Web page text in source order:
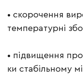
• скорочення
температурні
• підвищення
ки стабільному